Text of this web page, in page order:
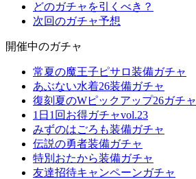
どのガチャを引くべき？
次回のガチャ予想
開催中のガチャ
常夏の魔王子ピサロ装備ガチャ
あぶない水着26装備ガチャ
復刻夏のWピックアップ26ガチャ
1日1回お得ガチャvol.23
みずのはごろも装備ガチャ
伝説の勇者装備ガチャ
特別おたから装備ガチャ
友達招待キャンペーンガチャ